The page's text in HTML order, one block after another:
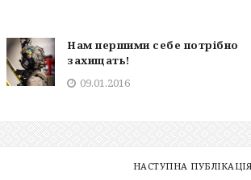
Нам першими себе потрібно
захищать!
09.01.2016
НАСТУПНА ПУБЛІКАЦІЯ